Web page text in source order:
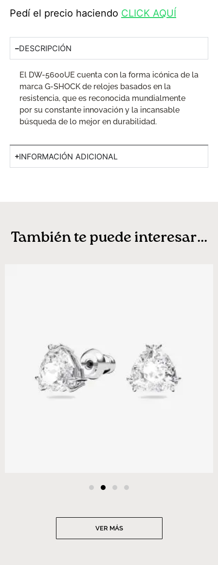
Pedí el precio haciendo CLICK AQUÍ
DESCRIPCIÓN
El DW-5600UE cuenta con la forma icónica de la
marca G-SHOCK de relojes basados en la
resistencia, que es reconocida mundialmente
por su constante innovación y la incansable
búsqueda de lo mejor en durabilidad.
INFORMACIÓN ADICIONAL
También te puede interesar...
VER MÁS